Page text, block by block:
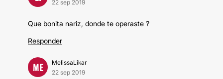
22 sep 2019
Que bonita nariz, donde te operaste ?
Responder
ME
MelissaLikar
22 sep 2019